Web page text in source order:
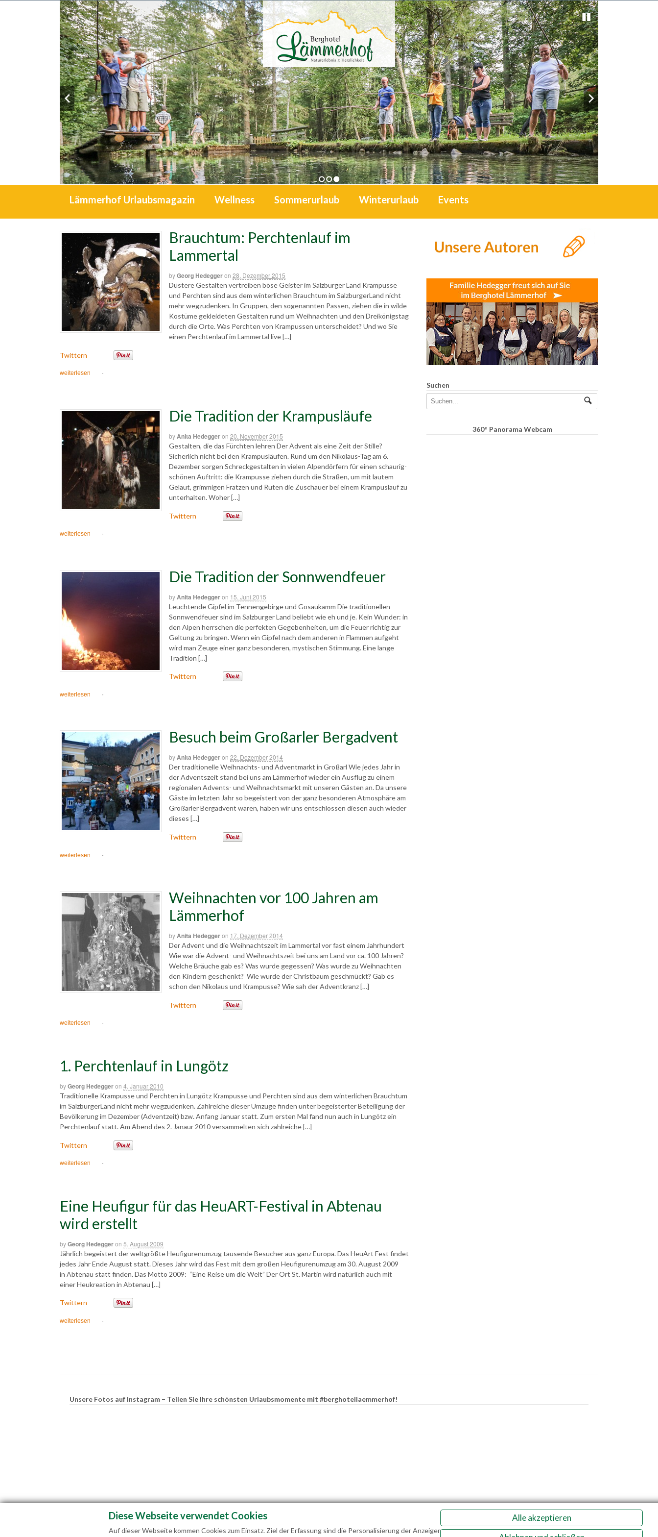
1 2 3
Lämmerhof Urlaubsmagazin Wellness Sommerurlaub Winterurlaub Events
Brauchtum: Perchtenlauf im
Lammertal
byGeorg Hedeggeron 28. Dezember 2015
Düstere Gestalten vertreiben böse Geister im Salzburger Land Krampusse
und Perchten sind aus dem winterlichen Brauchtum im SalzburgerLand nicht
mehr wegzudenken. In Gruppen, den sogenannten Passen, ziehen die in wilde
Kostüme gekleideten Gestalten rund um Weihnachten und den Dreikönigstag
durch die Orte. Was Perchten von Krampussen unterscheidet? Und wo Sie
einen Perchtenlauf im Lammertal live […]
Twittern
weiterlesen ·
Die Tradition der Krampusläufe
byAnita Hedeggeron 20. November 2015
Gestalten, die das Fürchten lehren Der Advent als eine Zeit der Stille?
Sicherlich nicht bei den Krampusläufen. Rund um den Nikolaus-Tag am 6.
Dezember sorgen Schreckgestalten in vielen Alpendörfern für einen schaurig-
schönen Auftritt: die Krampusse ziehen durch die Straßen, um mit lautem
Geläut, grimmigen Fratzen und Ruten die Zuschauer bei einem Krampuslauf zu
unterhalten. Woher […]
Twittern
weiterlesen ·
Die Tradition der Sonnwendfeuer
by Anita Hedeggeron 15. Juni 2015
Leuchtende Gipfel im Tennengebirge und Gosaukamm Die traditionellen
Sonnwendfeuer sind im Salzburger Land beliebt wie eh und je. Kein Wunder: in
den Alpen herrschen die perfekten Gegebenheiten, um die Feuer richtig zur
Geltung zu bringen. Wenn ein Gipfel nach dem anderen in Flammen aufgeht
wird man Zeuge einer ganz besonderen, mystischen Stimmung. Eine lange
Tradition […]
Twittern
weiterlesen ·
Besuch beim Großarler Bergadvent
byAnita Hedeggeron 22. Dezember 2014
Der traditionelle Weihnachts- und Adventmarkt in Großarl Wie jedes Jahr in
der Adventszeit stand bei uns am Lämmerhof wieder ein Ausflug zu einem
regionalen Advents- und Weihnachtsmarkt mit unseren Gästen an. Da unsere
Gäste im letzten Jahr so begeistert von der ganz besonderen Atmosphäre am
Großarler Bergadvent waren, haben wir uns entschlossen diesen auch wieder
dieses […]
Twittern
weiterlesen ·
Weihnachten vor 100 Jahren am
Lämmerhof
byAnita Hedeggeron 17. Dezember 2014
Der Advent und die Weihnachtszeit im Lammertal vor fast einem Jahrhundert
Wie war die Advent- und Weihnachtszeit bei uns am Land vor ca. 100 Jahren?
Welche Bräuche gab es? Was wurde gegessen? Was wurde zu Weihnachten
den Kindern geschenkt? Wie wurde der Christbaum geschmückt? Gab es
schon den Nikolaus und Krampusse? Wie sah der Adventkranz […]
Twittern
weiterlesen ·
1. Perchtenlauf in Lungötz
byGeorg Hedeggeron 4. Januar 2010
Traditionelle Krampusse und Perchten in Lungötz Krampusse und Perchten sind aus dem winterlichen Brauchtum
im SalzburgerLand nicht mehr wegzudenken. Zahlreiche dieser Umzüge finden unter begeisterter Beteiligung der
Bevölkerung im Dezember (Adventzeit) bzw. Anfang Januar statt. Zum ersten Mal fand nun auch in Lungötz ein
Perchtenlauf statt. Am Abend des 2. Janaur 2010 versammelten sich zahlreiche […]
Twittern
weiterlesen ·
Eine Heufigur für das HeuART-Festival in Abtenau
wird erstellt
byGeorg Hedeggeron 5. August 2009
Jährlich begeistert der weltgrößte Heufigurenumzug tausende Besucher aus ganz Europa. Das HeuArt Fest findet
jedes Jahr Ende August statt. Dieses Jahr wird das Fest mit dem großen Heufigurenumzug am 30. August 2009
in Abtenau statt finden. Das Motto 2009: “Eine Reise um die Welt” Der Ort St. Martin wird natürlich auch mit
einer Heukreation in Abtenau […]
Twittern
weiterlesen ·
Suchen
360° Panorama Webcam
Unsere Fotos auf Instagram – Teilen Sie Ihre schönsten Urlaubsmomente mit #berghotellaemmerhof!
Diese Webseite verwendet Cookies
Auf dieser Webseite kommen Cookies zum Einsatz. Ziel der Erfassung sind die Personalisierung der Anzeigen
Alle akzeptieren